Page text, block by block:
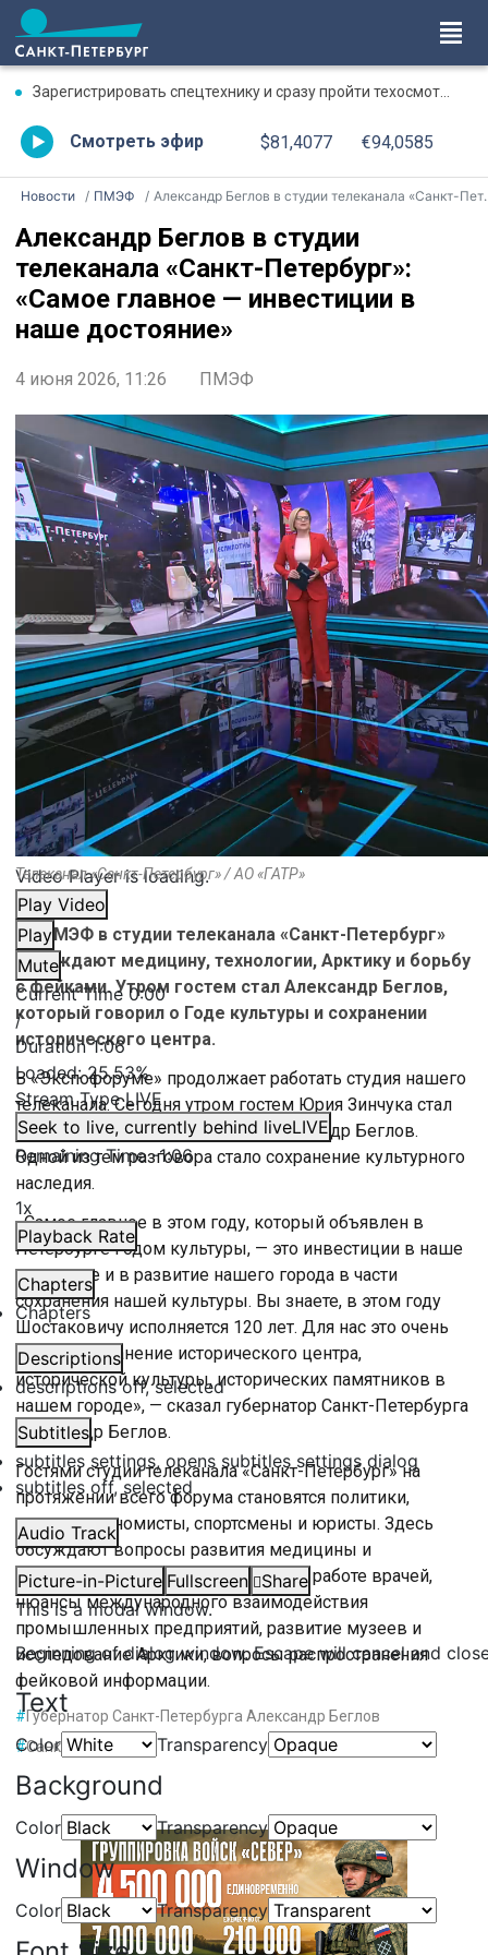
Зарегистрировать спецтехнику и сразу пройти техосмотр можно на площадке Гостехнадзора на Пискаревском проспекте
Смотреть эфир $81,4077 €94,0585
Новости ПМЭФ Александр Беглов в студии телеканала «Санкт-Петербург»: «Самое главное — инвестиции в наше достояние»
Александр Беглов в студии
телеканала «Санкт-Петербург»:
«Самое главное — инвестиции в
наше достояние»
4 июня 2026, 11:26 ПМЭФ
Video Player is loading.
Play Video
Play
Mute
Current Time 0:00
/
Duration1:06
Loaded:25.53%
Stream TypeLIVE
Seek to live, currently behind liveLIVE
Remaining Time-1:06
1x
Playback Rate
Chapters
Chapters
Descriptions
descriptions off, selected
Subtitles
subtitles settings, opens subtitles settings dialog
subtitles off, selected
Audio Track
Picture-in-Picture Fullscreen
Share
This is a modal window.
Beginning of dialog window. Escape will cancel and
Text
Color Transparency
Background
Color Transparency
Window
Color Transparency
Телеканал «Санкт-Петербург» / АО «ГАТР»
На ПМЭФ в студии телеканала «Санкт-Петербург»
обсуждают медицину, технологии, Арктику и борьбу
с фейками. Утром гостем стал Александр Беглов,
который говорил о Годе культуры и сохранении
исторического центра.
В «Экспофоруме» продолжает работать студия нашего
телеканала. Сегодня утром гостем Юрия Зинчука стал
губернатор Санкт-Петербурга Александр Беглов.
Одной из тем разговора стало сохранение культурного
наследия.
«Самое главное в этом году, который объявлен в
Петербурге Годом культуры, — это инвестиции в наше
достояние и в развитие нашего города в части
сохранения нашей культуры. Вы знаете, в этом году
Шостаковичу исполняется 120 лет. Для нас это очень
важно. Сохранение исторического центра,
исторической культуры, исторических памятников в
нашем городе», — сказал губернатор Санкт-Петербурга
Александр Беглов.
Гостями студии телеканала «Санкт-Петербург» на
протяжении всего форума становятся политики,
ученые, экономисты, спортсмены и юристы. Здесь
обсуждают вопросы развития медицины и
использования новых технологий в работе врачей,
нюансы международного взаимодействия
промышленных предприятий, развитие музеев и
исследование Арктики, вопросы распространения
фейковой информации.
#Губернатор Санкт-Петербурга Александр Беглов
#Санкт-Петербург